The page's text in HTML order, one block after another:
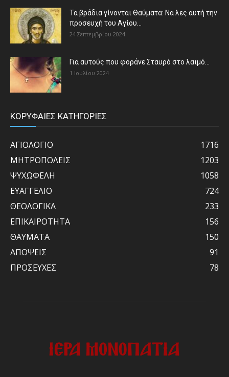
Τα βράδια γίνονται Θαύματα: Να λες αυτή την
προσευχή του Αγίου...
24 Σεπτεμβρίου 2024
Για αυτούς που φοράνε Σταυρό στο λαιμό…
1 Ιουλίου 2024
ΚΟΡΥΦΑΙΕΣ ΚΑΤΗΓΟΡΙΕΣ
ΑΓΙΟΛΟΓΙΟ
1716
ΜΗΤΡΟΠΟΛΕΙΣ
1203
ΨΥΧΩΦΕΛΗ
1058
ΕΥΑΓΓΕΛΙΟ
724
ΘΕΟΛΟΓΙΚΑ
233
ΕΠΙΚΑΙΡΟΤΗΤΑ
156
ΘΑΥΜΑΤΑ
150
ΑΠΟΨΕΙΣ
91
ΠΡΟΣΕΥΧΕΣ
78